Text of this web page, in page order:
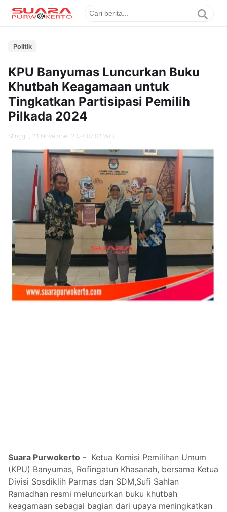
Politik
KPU Banyumas Luncurkan Buku
Khutbah Keagamaan untuk
Tingkatkan Partisipasi Pemilih
Pilkada 2024
Minggu, 24 November 2024 07.04 WIB
Suara Purwokerto - Ketua Komisi Pemilihan Umum
(KPU) Banyumas, Rofingatun Khasanah, bersama Ketua
Divisi Sosdiklih Parmas dan SDM,Sufi Sahlan
Ramadhan resmi meluncurkan buku khutbah
keagamaan sebagai bagian dari upaya meningkatkan